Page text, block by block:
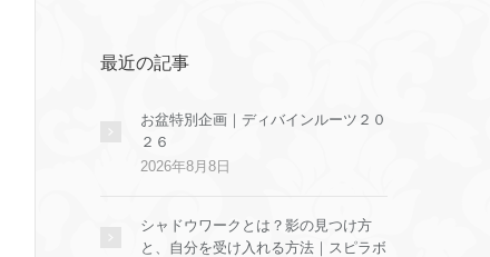
最近の記事
お盆特別企画｜ディバインルーツ２０
２６
2026年8月8日
シャドウワークとは？影の見つけ方
と、自分を受け入れる方法｜スピラボ